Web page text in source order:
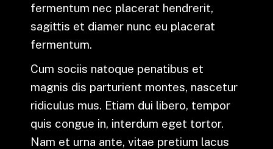
fermentum nec placerat hendrerit,
sagittis et diamer nunc eu placerat
fermentum.
Cum sociis natoque penatibus et
magnis dis parturient montes, nascetur
ridiculus mus. Etiam dui libero, tempor
quis congue in, interdum eget tortor.
Nam et urna ante, vitae pretium lacus